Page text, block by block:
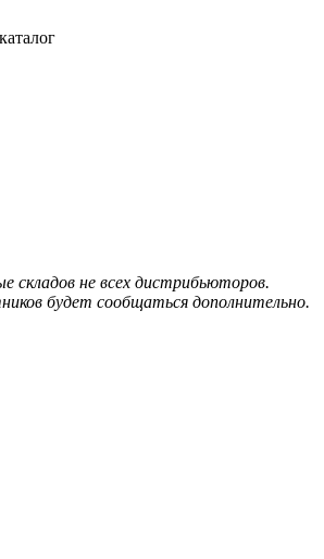
складов не всех дистрибьюторов.
будет сообщаться дополнительно.